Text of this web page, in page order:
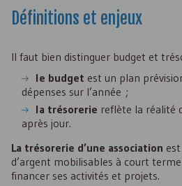
Définitions et enjeux
Il faut bien distinguer budget et
le budget est un plan
dépenses sur l’année ;
la trésorerie reflète la réalité
après jour.
La trésorerie d’une association
d’argent mobilisables à court
financer ses activités et projets.